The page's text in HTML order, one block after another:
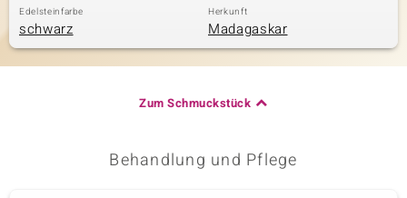
Edelsteinfarbe
schwarz
Herkunft
Madagaskar
Zum Schmuckstück
Behandlung und Pflege